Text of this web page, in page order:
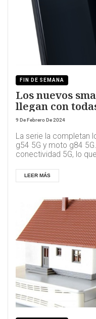
FIN DE SEMANA
Los nuevos
llegan con
Vodafone Flex
9 De Febrero De 2024
La serie la completan
g54 5G y moto g84
conectividad 5G, lo
LEER MÁS